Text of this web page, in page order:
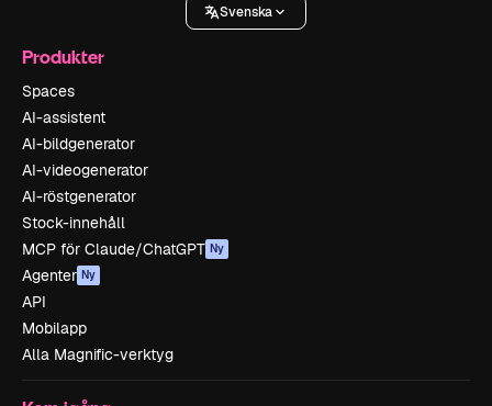
Svenska
Produkter
Spaces
AI-assistent
AI-bildgenerator
AI-videogenerator
AI-röstgenerator
Stock-innehåll
MCP för Claude/ChatGPT Ny
Agenter Ny
API
Mobilapp
Alla Magnific-verktyg